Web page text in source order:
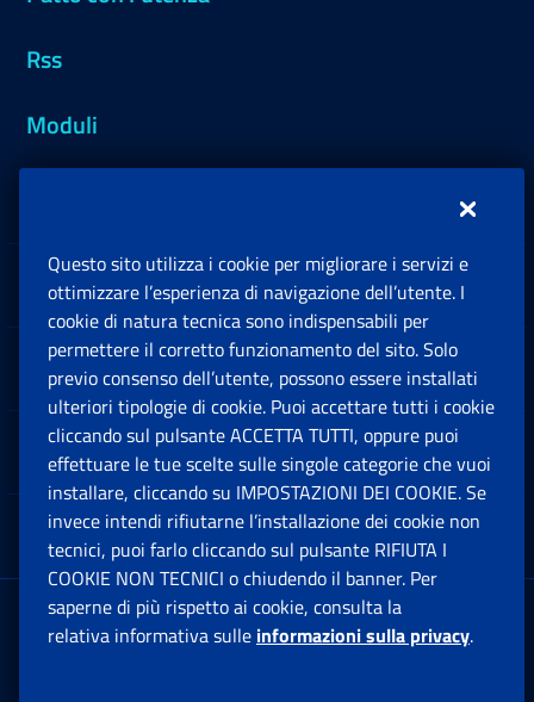
Rss
Moduli
Sedi e Contatti
Software
Note Legali
App mobile
Sede Legale : Via Ciro il Grande, 21
00144 Roma
Questo sito utilizza i cookie per migliorare i servizi e
ottimizzare l’esperienza di navigazione dell’utente. I
cookie di natura tecnica sono indispensabili per
permettere il corretto funzionamento del sito. Solo
previo consenso dell’utente, possono essere installati
ulteriori tipologie di cookie. Puoi accettare tutti i cookie
cliccando sul pulsante ACCETTA TUTTI, oppure puoi
effettuare le tue scelte sulle singole categorie che vuoi
installare, cliccando su IMPOSTAZIONI DEI COOKIE. Se
invece intendi rifiutarne l’installazione dei cookie non
tecnici, puoi farlo cliccando sul pulsante RIFIUTA I
COOKIE NON TECNICI o chiudendo il banner. Per
saperne di più rispetto ai cookie, consulta la
relativa informativa sulle informazioni sulla privacy.